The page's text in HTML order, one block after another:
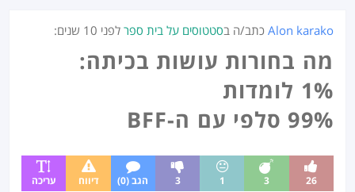
Alon karako כתב/ה בסטטוסים על בית ספר לפני 10 שנים :
מה בחורות עושות בכיתה:
1% לומדות
99% סלפי עם ה-BFF
26
3
1
3 הגב (0) דיווח עריכה